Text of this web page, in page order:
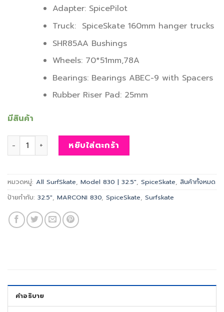
Adapter: SpicePilot
Truck: SpiceSkate 160mm hanger trucks
SHR85AA Bushings
Wheels: 70*51mm,78A
Bearings: Bearings ABEC-9 with Spacers
Rubber Riser Pad: 25mm
มีสินค้า
จำนวน SpiceSkate | MARCONI 830 | Size 32.5" ชิ้น
หยิบใส่ตะกร้า
หมวดหมู่: All SurfSkate, Model 830 | 32.5", SpiceSkate, สินค้าทั้งหมด
ป้ายกำกับ: 32.5", MARCONI 830, SpiceSkate, Surfskate
คำอธิบาย